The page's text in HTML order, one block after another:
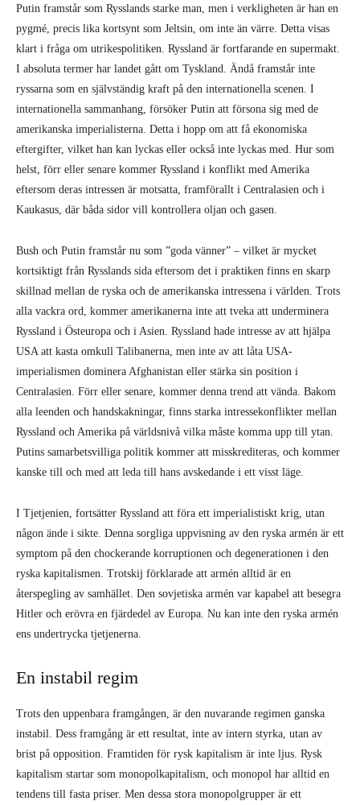
Putin framstår som Rysslands starke man, men i verkligheten är han en
pygmé, precis lika kortsynt som Jeltsin, om inte än värre. Detta visas
klart i fråga om utrikespolitiken. Ryssland är fortfarande en supermakt.
I absoluta termer har landet gått om Tyskland. Ändå framstår inte
ryssarna som en självständig kraft på den internationella scenen. I
internationella sammanhang, försöker Putin att försona sig med de
amerikanska imperialisterna. Detta i hopp om att få ekonomiska
eftergifter, vilket han kan lyckas eller också inte lyckas med. Hur som
helst, förr eller senare kommer Ryssland i konflikt med Amerika
eftersom deras intressen är motsatta, framförallt i Centralasien och i
Kaukasus, där båda sidor vill kontrollera oljan och gasen.
Bush och Putin framstår nu som ”goda vänner” – vilket är mycket
kortsiktigt från Rysslands sida eftersom det i praktiken finns en skarp
skillnad mellan de ryska och de amerikanska intressena i världen. Trots
alla vackra ord, kommer amerikanerna inte att tveka att underminera
Ryssland i Östeuropa och i Asien. Ryssland hade intresse av att hjälpa
USA att kasta omkull Talibanerna, men inte av att låta USA-
imperialismen dominera Afghanistan eller stärka sin position i
Centralasien. Förr eller senare, kommer denna trend att vända. Bakom
alla leenden och handskakningar, finns starka intressekonflikter mellan
Ryssland och Amerika på världsnivå vilka måste komma upp till ytan.
Putins samarbetsvilliga politik kommer att misskrediteras, och kommer
kanske till och med att leda till hans avskedande i ett visst läge.
I Tjetjenien, fortsätter Ryssland att föra ett imperialistiskt krig, utan
någon ände i sikte. Denna sorgliga uppvisning av den ryska armén är ett
symptom på den chockerande korruptionen och degenerationen i den
ryska kapitalismen. Trotskij förklarade att armén alltid är en
återspegling av samhället. Den sovjetiska armén var kapabel att besegra
Hitler och erövra en fjärdedel av Europa. Nu kan inte den ryska armén
ens undertrycka tjetjenerna.
En instabil regim
Trots den uppenbara framgången, är den nuvarande regimen ganska
instabil. Dess framgång är ett resultat, inte av intern styrka, utan av
brist på opposition. Framtiden för rysk kapitalism är inte ljus. Rysk
kapitalism startar som monopolkapitalism, och monopol har alltid en
tendens till fasta priser. Men dessa stora monopolgrupper är ett